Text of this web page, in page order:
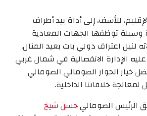
للأسف، إلى أداة بيد أطراف
وسيلة توظفها الجهات المعادية
لنيل اعتراف دولي بات بعيد المنال.
الإدارة الانفصالية في شمال غربي
نُفضل خيار الحوار الصومالي الصومالي
خلافاتنا الداخلية.
الرئيس الصوماليحسن شيخ